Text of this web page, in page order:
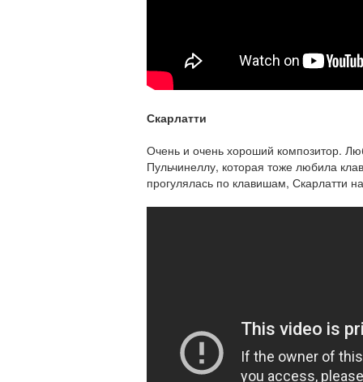
Скарлатти
Очень и очень хороший композитор.
Пульчинеллу, которая тоже любила
прогулялась по клавишам, Скарлатти